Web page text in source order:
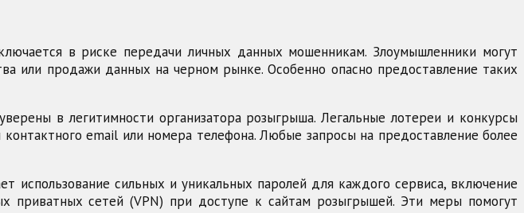
в риске передачи личных данных мошенникам. Злоумышленники могут
или продажи данных на черном рынке. Особенно опасно предоставление таких
в легитимности организатора розыгрыша. Легальные лотереи и конкурсы
email или номера телефона. Любые запросы на предоставление более
сильных и уникальных паролей для каждого сервиса, включение
приватных сетей (VPN) при доступе к сайтам розыгрышей. Эти меры помогут